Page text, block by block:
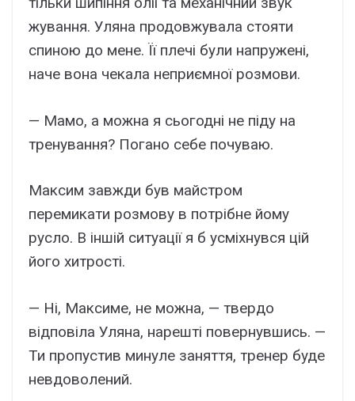
жування. Уляна продовжувала стояти
спиною до мене. Її плечі були напружені,
наче вона чекала неприємної розмови.
— Мамо, а можна я сьогодні не піду на
тренування? Погано себе почуваю.
Максим завжди був майстром
перемикати розмову в потрібне йому
русло. В іншій ситуації я б усміхнувся цій
його хитрості.
— Ні, Максиме, не можна, — твердо
відповіла Уляна, нарешті повернувшись. —
Ти пропустив минуле заняття, тренер буде
невдоволений.